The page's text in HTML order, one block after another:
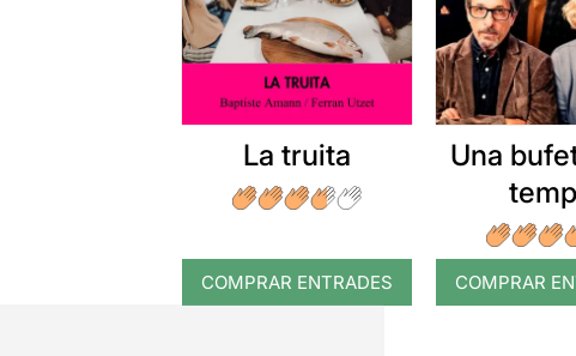
La truita
COMPRAR ENTRADES
Una
COMPRAR